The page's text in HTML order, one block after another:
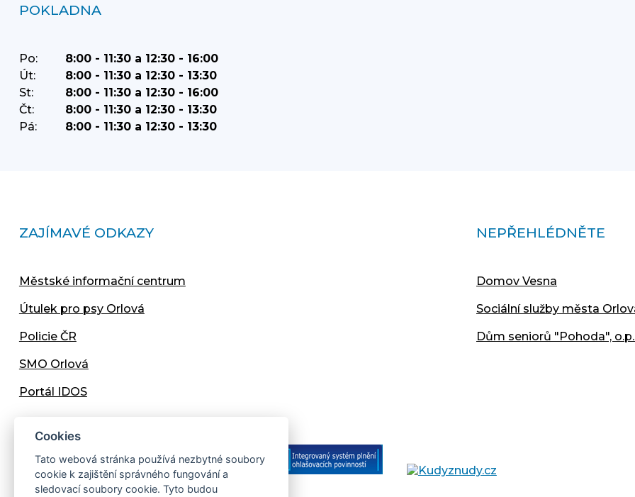
POKLADNA
Po:
8:00 - 11:30 a 12:30 - 16:00
Út:
8:00 - 11:30 a 12:30 - 13:30
St:
8:00 - 11:30 a 12:30 - 16:00
Čt:
8:00 - 11:30 a 12:30 - 13:30
Pá:
8:00 - 11:30 a 12:30 - 13:30
ZAJÍMAVÉ ODKAZY
Městské informační centrum
Útulek pro psy Orlová
Policie ČR
SMO Orlová
Portál IDOS
NEPŘEHLÉDNĚTE
Domov Vesna
Sociální služby města
Dům seniorů "Pohoda",
Cookies
Tato webová stránka používá nezbytné soubory
cookie k zajištění správného fungování a
sledovací soubory cookie. Tyto budou